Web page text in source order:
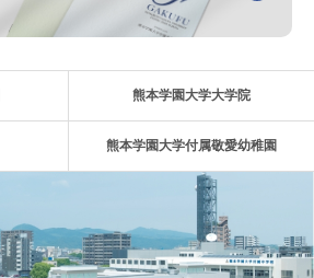
熊本学園大学大学院
熊本学園大学付属敬愛幼稚園